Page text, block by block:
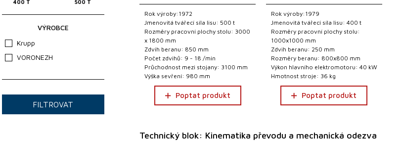
VÝROBCE
Krupp
VORONEZH
FILTROVAT
Rok výroby:1972
Jmenovitá tvářecí síla lisu: 500 t
Rozměry pracovní plochy stolu: 3000
x 1800 mm
Zdvih beranu: 850 mm
Počet zdvihů: 9 - 18 /min
Průchodnost mezi stojany: 3100 mm
Výška sevření: 980 mm
Poptat produkt
Rok výroby:1979
Jmenovitá tvářecí síla lisu: 400 t
Rozměry pracovní plochy stolu:
1000x1000 mm
Zdvih beranu: 250 mm
Rozměry beranu: 800x800 mm
Výkon hlavního elektromotoru: 40 kW
Hmotnost stroje: 36 kg
Poptat produkt
Technický blok: Kinematika převodu a mechanická odezva